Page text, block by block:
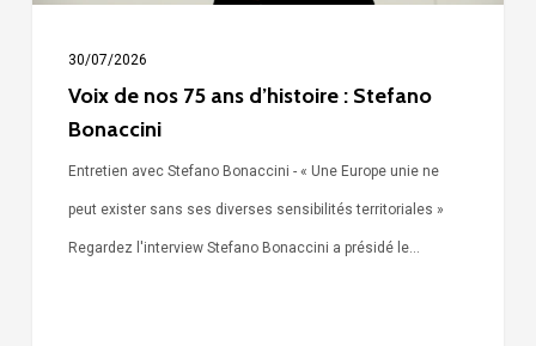
Bonaccini
30/07/2026
Voix de nos 75 ans d’histoire : Stefano
Bonaccini
Entretien avec Stefano Bonaccini - « Une Europe unie ne
peut exister sans ses diverses sensibilités territoriales »
Regardez l'interview Stefano Bonaccini a présidé le…